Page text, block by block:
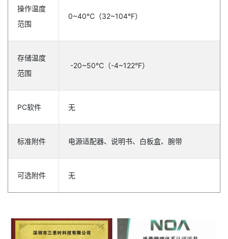
操作温度
范围
0~40℃（32~104°F）
存储温度
范围
-20~50℃（-4~122°F）
PC软件 无
标准附件 电源适配器、说明书、白板盒、腕带
可选附件 无